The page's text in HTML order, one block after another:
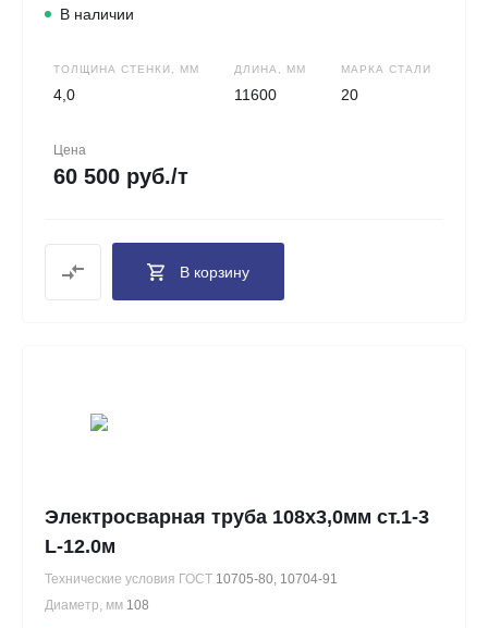
В наличии
ТОЛЩИНА СТЕНКИ, ММ
4,0
ДЛИНА, ММ
11600
МАРКА СТАЛИ
20
Цена
60 500 руб./т
В корзину
Электросварная труба 108х3,0мм ст.1-3
L-12.0м
Технические условия ГОСТ 10705-80, 10704-91
Диаметр, мм 108